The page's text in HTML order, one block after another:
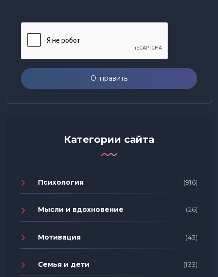
Отправить
Категории сайта
Психология (916)
Мысли и вдохновение (26)
Мотивация (43)
Семья и дети (133)